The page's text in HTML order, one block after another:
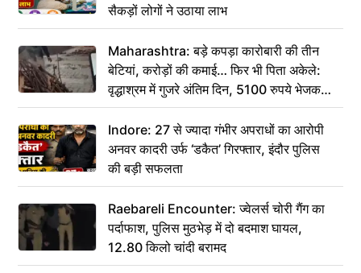
सैकड़ों लोगों ने उठाया लाभ
Maharashtra: बड़े कपड़ा कारोबारी की तीन
बेटियां, करोड़ों की कमाई… फिर भी पिता अकेले:
वृद्धाश्रम में गुजरे अंतिम दिन, 5100 रुपये भेजकर
कहा– अंतिम संस्कार कर दीजिए हम नहीं आ पाएंगे
Indore: 27 से ज्यादा गंभीर अपराधों का आरोपी
अनवर कादरी उर्फ ‘डकैत’ गिरफ्तार, इंदौर पुलिस
की बड़ी सफलता
Raebareli Encounter: ज्वेलर्स चोरी गैंग का
पर्दाफाश, पुलिस मुठभेड़ में दो बदमाश घायल,
12.80 किलो चांदी बरामद